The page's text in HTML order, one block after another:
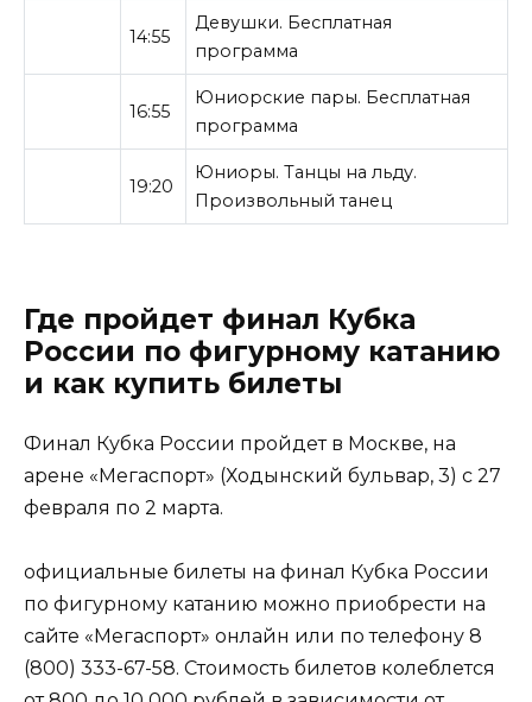
14:55
Девушки. Бесплатная
программа
16:55
Юниорские пары. Бесплатная
программа
19:20
Юниоры. Танцы на льду.
Произвольный танец
Где пройдет финал Кубка
России по фигурному катанию
и как купить билеты
Финал Кубка России пройдет в Москве, на
арене «Мегаспорт» (Ходынский бульвар, 3) с 27
февраля по 2 марта.
официальные билеты на финал Кубка России
по фигурному катанию можно приобрести на
сайте «Мегаспорт» онлайн или по телефону 8
(800) 333-67-58. Стоимость билетов колеблется